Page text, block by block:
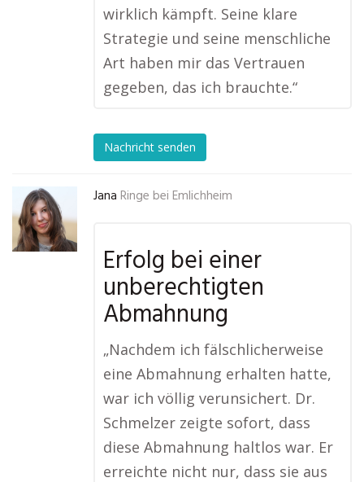
wirklich kämpft. Seine klare
Strategie und seine menschliche
Art haben mir das Vertrauen
gegeben, das ich brauchte.“
Nachricht senden
Jana Ringe bei Emlichheim
Erfolg bei einer
unberechtigten
Abmahnung
„Nachdem ich fälschlicherweise
eine Abmahnung erhalten hatte,
war ich völlig verunsichert. Dr.
Schmelzer zeigte sofort, dass
diese Abmahnung haltlos war. Er
erreichte nicht nur, dass sie aus